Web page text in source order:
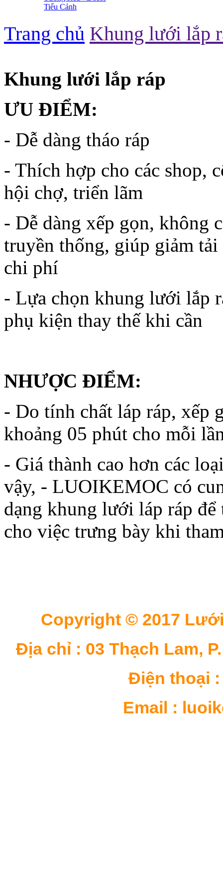
Tiểu Cảnh
Trang chủ Khung lưới lắp
Khung lưới lắp ráp
ƯU ĐIỂM:
- Dễ dàng tháo ráp
- Thích hợp cho các shop,
hội chợ, triển lãm
- Dễ dàng xếp gọn, không
truyền thống, giúp giảm
chi phí
- Lựa chọn khung lưới lắp
phụ kiện thay thế khi cần
NHƯỢC ĐIỂM:
- Do tính chất láp ráp, xếp
khoảng 05 phút cho mỗi
- Giá thành cao hơn các
vậy, - LUOIKEMOC có
dạng khung lưới láp ráp
cho việc trưng bày khi
Copyright © 2017
Địa chỉ : 03 Thạch Lam,
Điện thoại :
Email :